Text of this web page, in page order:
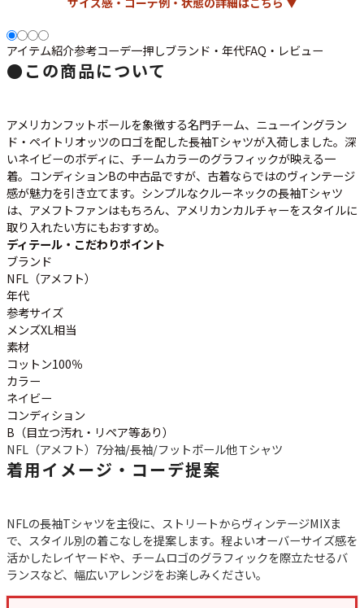
お客様の声
お気に入りリスト
会員登録
会社概要
店舗一覧
古着卸売
特定商取引法に基づく表示
プライバシーポリシー
お問い合わせ
アイテム紹介参考コーデ一押しブランド・年代FAQ・レビュー
● この商品について
アメリカンフットボールを象徴する名門チーム、 ニューイングラン
ド・ペイトリオッツのロゴを配した長袖Tシャツが入荷しました。深
いネイビーのボディに、チームカラーのグラフィックが映える一
着。コンディションBの中古品ですが、古着ならではのヴィンテージ
感が魅力を引き立てます。シンプルなクルーネックの長袖Tシャツ
は、 アメフトファンはもちろん、アメリカンカルチャーをスタイルに
取り入れたい方にもおすすめ。
ディテール・こだわりポイント
ブランド
NFL（アメフト）
年代
参考サイズ
メンズXL相当
素材
コットン100％
カラー
ネイビー
コンディション
B（目立つ汚れ・リペア等あり）
NFL（アメフト） 7分袖/長袖/フットボール他Ｔシャツ
着用イメージ・コーデ提案
NFLの長袖Tシャツを主役に、ストリートからヴィンテージMIXま
で、スタイル別の着こなしを提案します。程よいオーバーサイズ感を
活かしたレイヤードや、チームロゴのグラフィックを際立たせるバ
ランスなど、幅広いアレンジをお楽しみください。